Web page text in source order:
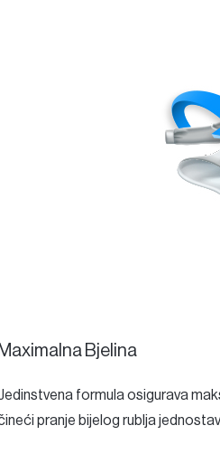
Maximalna Bjelina
formula osigurava
pranje bijelog rublja